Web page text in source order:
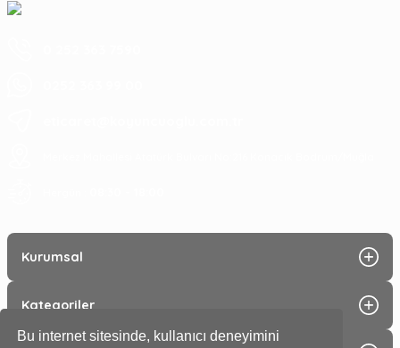
Bu internet sitesinde, kullanıcı deneyimini
Kurumsal
Kategoriler